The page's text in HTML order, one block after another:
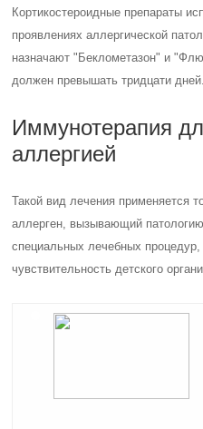
Кортикостероидные препараты
проявлениях аллергической
назначают "Беклометазон" и
должен превышать тридцати дней.
Иммунотерапия
аллергией
Такой вид лечения применяется
аллерген, вызывающий
специальных лечебных процедур,
чувствительность детского